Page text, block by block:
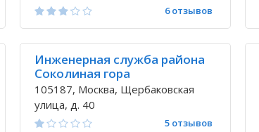
6 отзывов
Инженерная служба района
Соколиная гора
105187, Москва, Щербаковская
улица, д. 40
5 отзывов